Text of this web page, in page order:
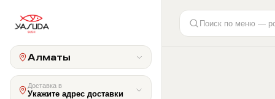
Алматы
Доставка в
Укажите адрес доставки
Поиск по меню —